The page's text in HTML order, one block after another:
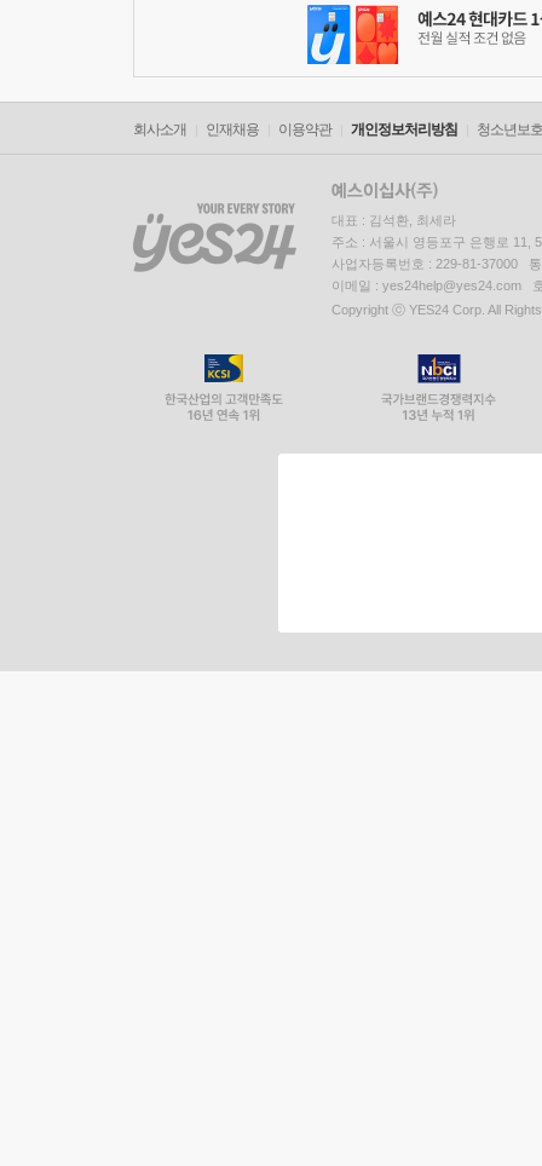
회사소개 인재채용 이용약관 개인정보처리방침 청소년보
대표 : 김석환, 최세라
주소 : 서울시 영등포구 은행로 11,
사업자등록번호 : 229-81-37000
이메일 : yes24help@yes24.com
Copyright ⓒ YES24 Corp. All